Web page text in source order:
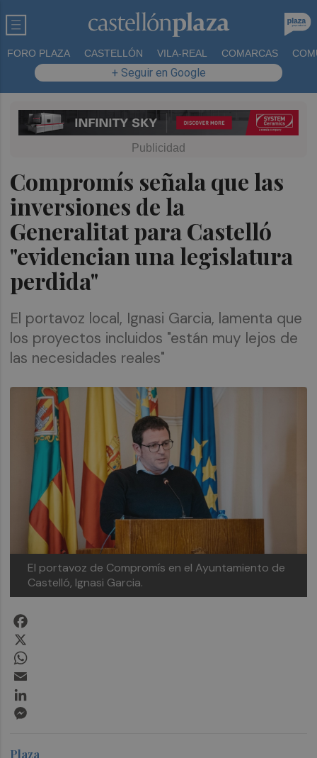
FORO PLAZA CASTELLÓN VILA-REAL COMARCAS
+ Seguir en Google
Compromís señala que las
inversiones de la
Generalitat para Castelló
"evidencian una legislatura
perdida"
El portavoz local, Ignasi Garcia, lamenta que
los proyectos incluidos "están muy lejos de
las necesidades reales"
El portavoz de Compromís en el Ayuntamiento de
Castelló, Ignasi Garcia.
Plaza